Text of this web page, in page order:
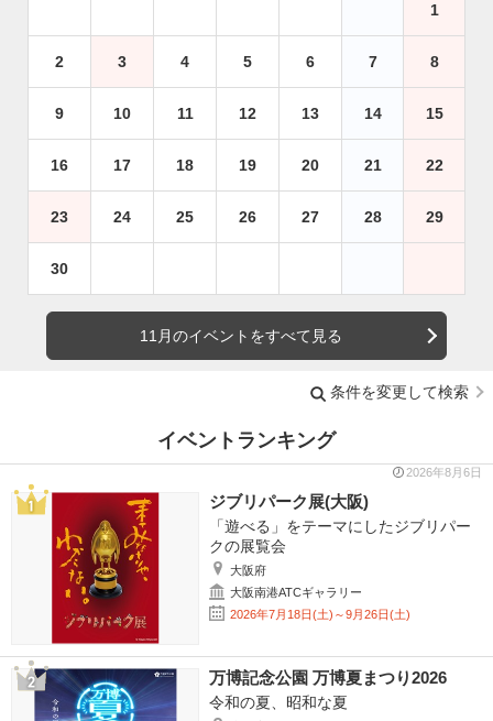
1
2 3 4 5 6 7 8
9 10 11 12 13 14 15
16 17 18 19 20 21 22
23 24 25 26 27 28 29
30
11月のイベントをすべて見る
条件を変更して検索
イベントランキング
2026年8月6日
ジブリパーク展(大阪)
「遊べる」をテーマにしたジブリパー
クの展覧会
大阪府
大阪南港ATCギャラリー
2026年7月18日(土)～9月26日(土)
万博記念公園 万博夏まつり2026
令和の夏、昭和な夏